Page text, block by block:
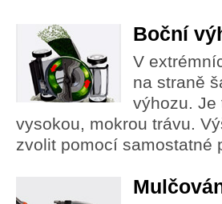
Boční
V
na straně
výhozu. Je
vysokou, mokrou trávu.
zvolit pomocí samostatné